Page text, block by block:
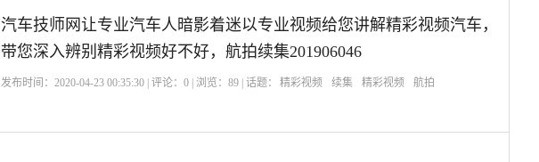
汽车技师网让专业汽车人暗影着迷以专业视频给您讲解精彩视频汽车，
带您深入辨别精彩视频好不好，航拍续集201906046
发布时间：2020-04-23 00:35:30 | 评论：0 | 浏览：89 | 话题： 精彩视频 续集 精彩视频 航拍